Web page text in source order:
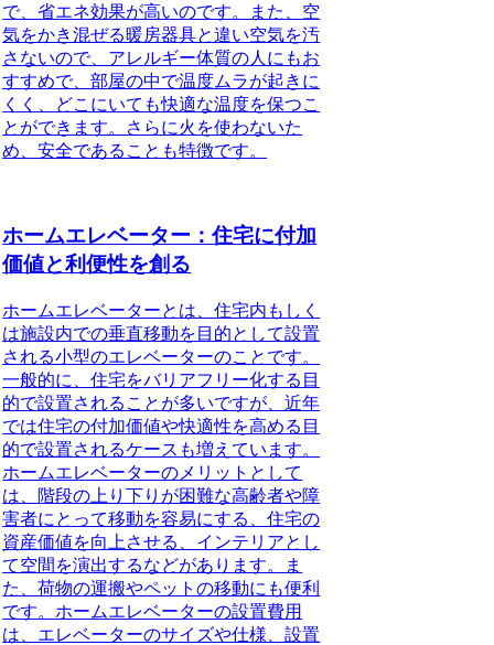
で、省エネ効果が高いのです。また、空
気をかき混ぜる暖房器具と違い空気を汚
さないので、アレルギー体質の人にもお
すすめで、部屋の中で温度ムラが起きに
くく、どこにいても快適な温度を保つこ
とができます。さらに火を使わないた
め、安全であることも特徴です。
ホームエレベーター：住宅に付加
価値と利便性を創る
ホームエレベーターとは、住宅内もしく
は施設内での垂直移動を目的として設置
される小型のエレベーターのことです。
一般的に、住宅をバリアフリー化する目
的で設置されることが多いですが、近年
では住宅の付加価値や快適性を高める目
的で設置されるケースも増えています。
ホームエレベーターのメリットとして
は、階段の上り下りが困難な高齢者や障
害者にとって移動を容易にする、住宅の
資産価値を向上させる、インテリアとし
て空間を演出するなどがあります。ま
た、荷物の運搬やペットの移動にも便利
です。ホームエレベーターの設置費用
は、エレベーターのサイズや仕様、設置